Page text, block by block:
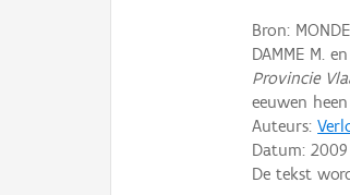
Bron:
DAMME M.
Provincie
eeuwen
Auteurs:
Datum:2009
De tekst